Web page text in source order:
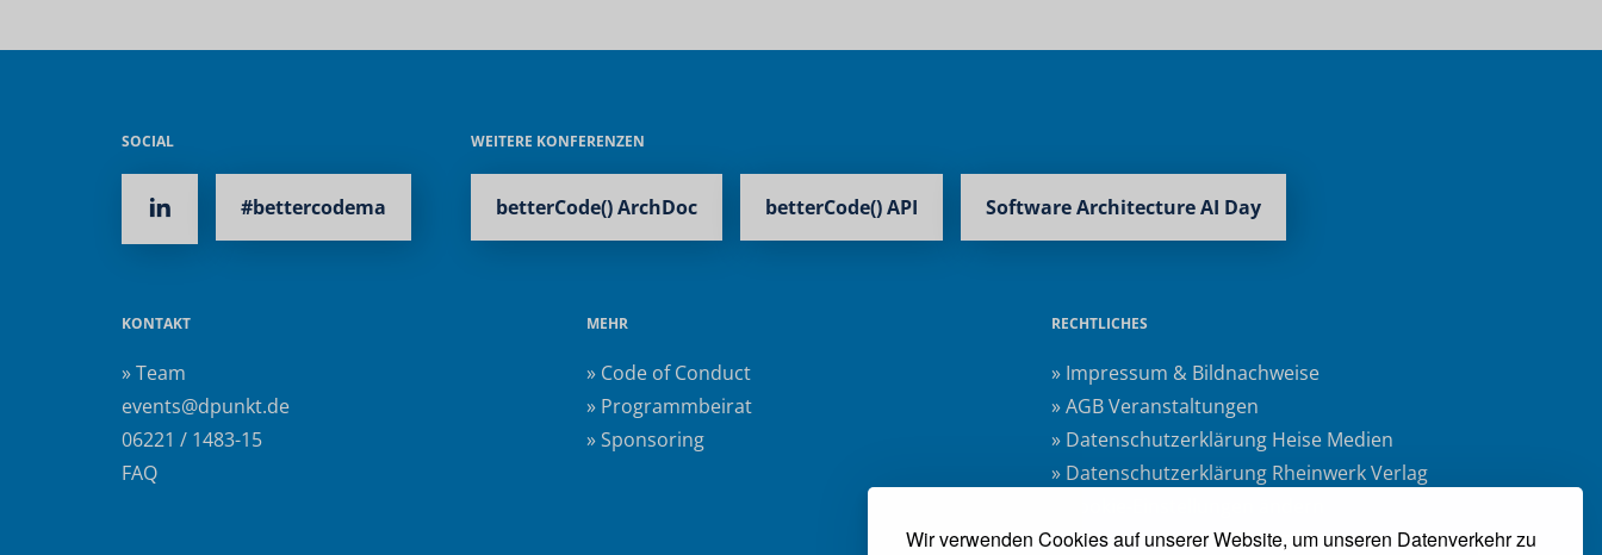
Wir verwenden Cookies auf unserer Website, um unseren Datenverkehr zu
SOCIAL
#bettercodema
WEITERE KONFERENZEN
betterCode() ArchDoc betterCode() API Software Architecture AI Day
KONTAKT
» Team
events@dpunkt.de
06221 / 1483-15
FAQ
MEHR
» Code of Conduct
» Programmbeirat
» Sponsoring
RECHTLICHES
» Impressum & Bildnachweise
» AGB Veranstaltungen
» Datenschutzerklärung Heise Medien
» Datenschutzerklärung Rheinwerk Verlag